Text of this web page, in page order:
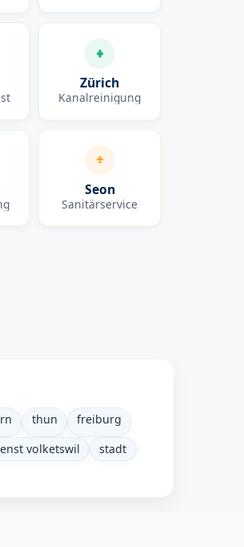
Zürich
Kanalreinigung
Seon
Sanitärservice
thun
freiburg
volketswil
stadt